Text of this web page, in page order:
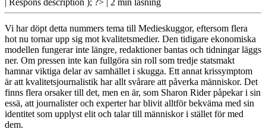
| Respons description ); ?> | 2 min läsning
Vi har döptdetta nummers tema till Medieskuggor, eftersom flera
hot nu tornar upp sig mot kvalitetsmedier. Den tidigare ekonomiska
modellen fungerar inte längre, redaktioner bantas och tidningar läggs
ner. Om pressen inte kan fullgöra sin roll som tredje statsmakt
hamnar viktiga delar av samhället i skugga. Ett annat krissymptom
är att kvalitetsjournalistik har allt svårare att påverka människor. Det
finns flera orsaker till det, men en är, som Sharon Rider påpekar i sin
essä, att journalister och experter har blivit alltför bekväma med sin
identitet som upplyst elit och talar till människor i stället för med
dem.